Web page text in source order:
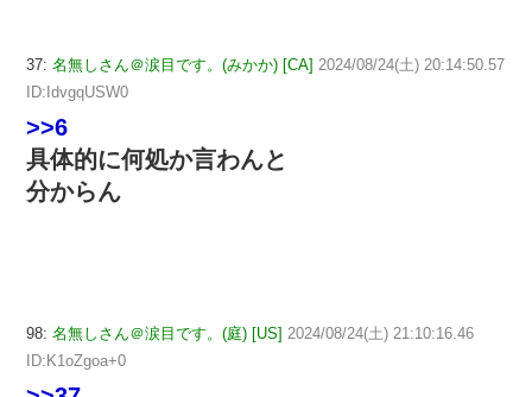
37: 名無しさん＠涙目です。(みかか) [CA] 2024/08/24(土) 20:14:50.57
ID:IdvgqUSW0
>>6
具体的に何処か言わんと
分からん
98: 名無しさん＠涙目です。(庭) [US] 2024/08/24(土) 21:10:16.46
ID:K1oZgoa+0